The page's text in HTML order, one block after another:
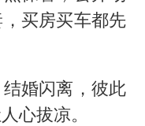
买房买车都先
婚闪离，彼此
心拔凉。